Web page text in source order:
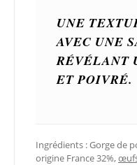
UNE
AVEC UNE
RÉVÉLANT
ET POIVRÉ.
Ingrédients : Gorge de
origine France 32%,